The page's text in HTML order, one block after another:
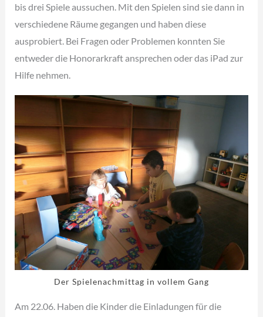
bis drei Spiele aussuchen. Mit den Spielen sind sie dann in
verschiedene Räume gegangen und haben diese
ausprobiert. Bei Fragen oder Problemen konnten Sie
entweder die Honorarkraft ansprechen oder das iPad zur
Hilfe nehmen.
Der Spielenachmittag in vollem Gang
Am 22.06. Haben die Kinder die Einladungen für die